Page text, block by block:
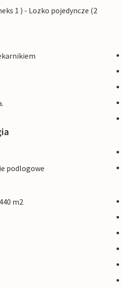
1 ) - Lozko pojedyncze (2
podlogowe
m2